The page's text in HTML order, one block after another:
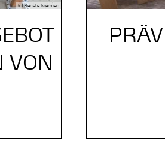
(c) Renate Niemiec
VON